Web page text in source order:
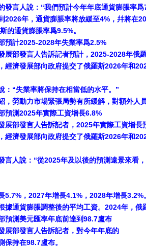
人說：“我們預計今年年底通貨膨脹率爲
年，通貨膨脹率將放緩至4%，幷將在
通貨膨脹率爲9.5%。
計2025-2028年失業率爲2.5%
發言人告訴記者預計，2025-2028年俄
發展部向政府提交了俄羅斯2026年和
“失業率將保持在相當低的水平。”
動力市場緊張局勢有所緩解，對額外人
測2025年實際工資增長6.8%
部發言人告訴記者，2025年實際工資增長
發展部向政府提交了俄羅斯2026年和
說：“從2025年及以後的預測遠景來看，
，2027年增長4.1%，2028年增長3.2%
通貨膨脹調整後的平均工資。2024年，俄
測美元匯率年底前達到98.7盧布
部發言人告訴記者，對今年年底的
持在98.7盧布。